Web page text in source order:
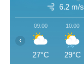
6.2 m/s
09:00
27°C
10:00
29°C
‹